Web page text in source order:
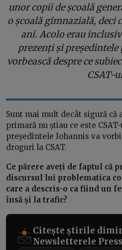
unor copii de școală
o școală gimnazială, deci
ani. Acolo erau
prezenți și
vorbească despre ce
CSAT-
Sunt mai mult decât sigură că
primară nu știau ce este
președintele Iohannis va
droguri la CSAT.
Ce părere aveți de faptul că
discursul lui problematica
care a descris-o ca fiind un
însă și la trafic?
Citește știrile
Newsletterele